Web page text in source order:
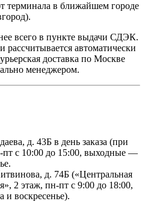
терминала в ближайшем городе
всего в пункте выдачи СДЭК.
рассчитывается автоматически
доставка по Москве
менеджером.
д. 43Б в день заказа (при
пт с 10:00 до 15:00, выходные —
д. 74Б («Центральная
2 этаж, пн-пт с 9:00 до 18:00,
воскресенье).